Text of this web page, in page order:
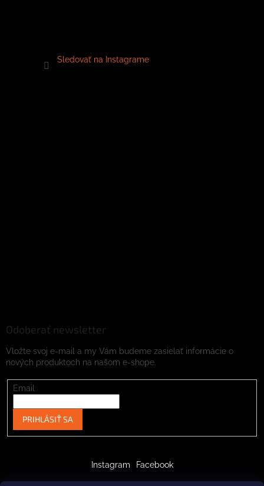
Sledovať na Instagrame
Odoberať newsletter
Vložte svoj e-mail a my Vám budeme zasielať informácie o
nových produktoch na našom e-shope.
Email
PRIHLÁSIŤ SA
Instagram Facebook